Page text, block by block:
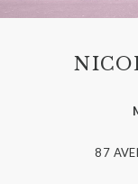
87